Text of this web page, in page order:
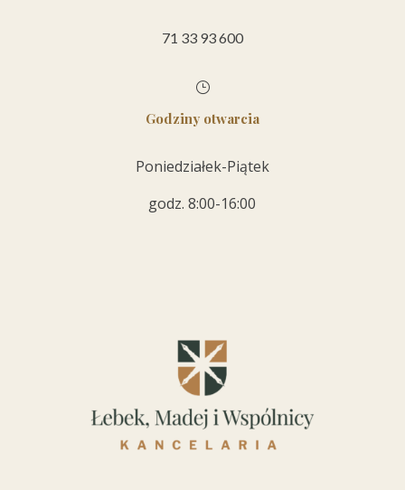
71 33 93 600
}
Godziny otwarcia
Poniedziałek-Piątek
godz. 8:00-16:00